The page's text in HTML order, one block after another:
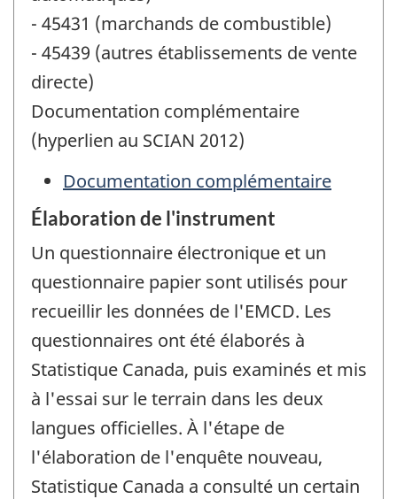
- 45431 (marchands de combustible)
- 45439 (autres établissements de vente
directe)
Documentation complémentaire
(hyperlien au SCIAN 2012)
Documentation complémentaire
Élaboration de l'instrument
Un questionnaire électronique et un
questionnaire papier sont utilisés pour
recueillir les données de l'EMCD. Les
questionnaires ont été élaborés à
Statistique Canada, puis examinés et mis
à l'essai sur le terrain dans les deux
langues officielles. À l'étape de
l'élaboration de l'enquête nouveau,
Statistique Canada a consulté un certain